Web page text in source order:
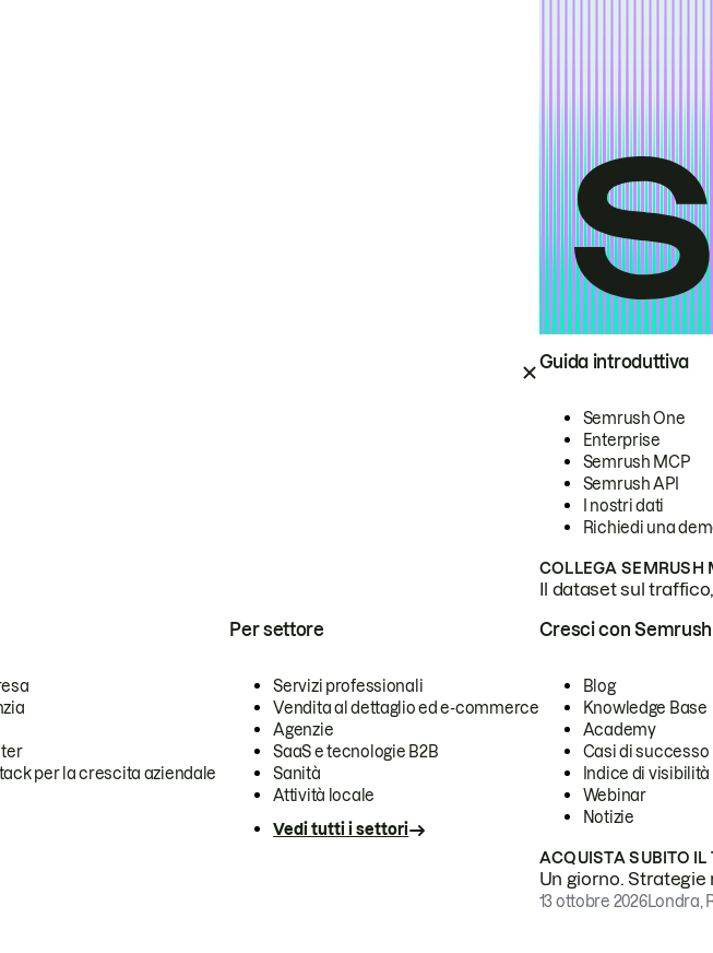
Guida introduttiva
Semrush One
Enterprise
Semrush MCP
Semrush API
I nostri dati
Richiedi una
COLLEGA SEMRUSH
Il dataset sul
per la crescita aziendale
Per settore
Servizi professionali
Vendita al dettaglio ed e-commerce
Agenzie
SaaS e tecnologie B2B
Sanità
Attività locale
Vedi tutti i settori
Cresci con Semrush
Blog
Knowledge Base
Academy
Casi di successo
Indice di visibilità
Webinar
Notizie
ACQUISTA SUBITO IL
Un giorno.
13 ottobre 2026Londra,